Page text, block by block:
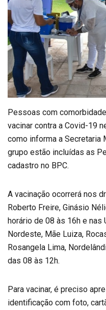
Pessoas com
vacinar contra a Covid-19
como informa a Secretaria
grupo estão incluídas as
cadastro no BPC.
A vacinação ocorrerá nos
Roberto Freire, Ginásio
horário de 08 às 16h e nas
Nordeste, Mãe Luiza,
Rosangela Lima,
das 08 às 12h.
Para vacinar, é preciso
identificação com foto,